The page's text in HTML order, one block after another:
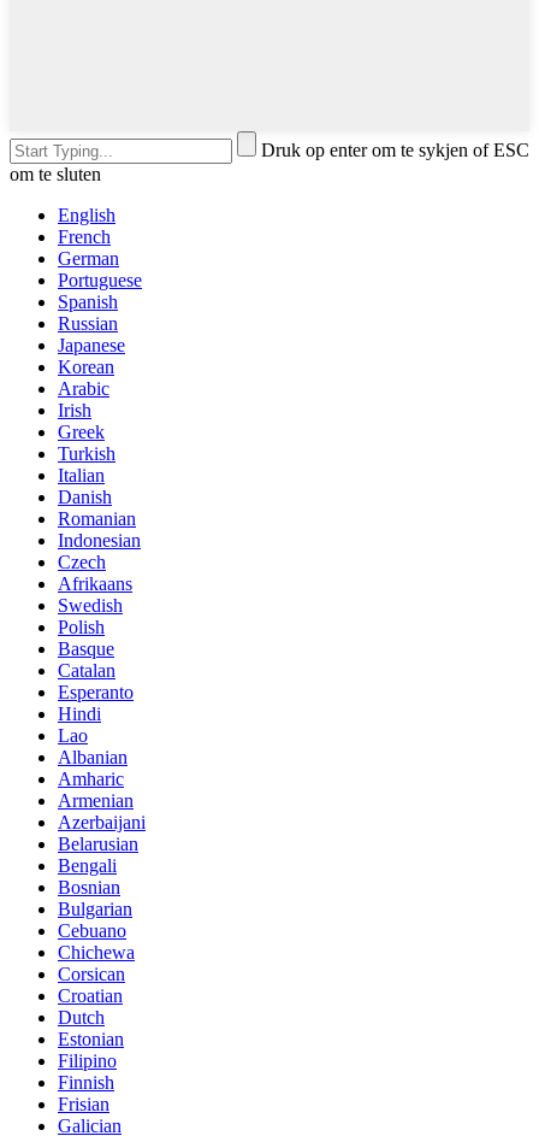
Druk op enter om te sykjen of ESC
om te sluten
English
French
German
Portuguese
Spanish
Russian
Japanese
Korean
Arabic
Irish
Greek
Turkish
Italian
Danish
Romanian
Indonesian
Czech
Afrikaans
Swedish
Polish
Basque
Catalan
Esperanto
Hindi
Lao
Albanian
Amharic
Armenian
Azerbaijani
Belarusian
Bengali
Bosnian
Bulgarian
Cebuano
Chichewa
Corsican
Croatian
Dutch
Estonian
Filipino
Finnish
Frisian
Galician